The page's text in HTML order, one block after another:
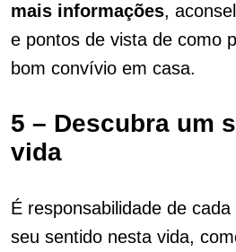
mais informações,
e pontos de vista de como
bom convívio em casa.
5 – Descubra um
vida
É responsabilidade de
seu sentido nesta vida,